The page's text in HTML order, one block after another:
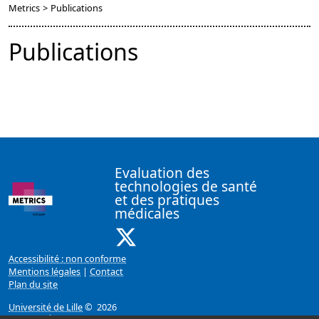
Metrics > Publications
Publications
Evaluation des
technologies de santé
et des pratiques
médicales
Accessibilité : non conforme
Mentions légales | Contact
Plan du site
Université de Lille© 2026